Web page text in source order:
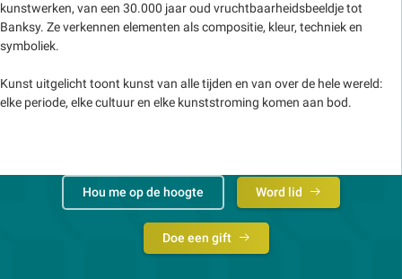
kunstwerken, van een 30.000 jaar oud vruchtbaarheidsbeeldje tot
Banksy. Ze verkennen elementen als compositie, kleur, techniek en
symboliek.
Kunst uitgelicht toont kunst van alle tijden en van over de hele wereld:
elke periode, elke cultuur en elke kunststroming komen aan bod.
Hou me op de hoogte Word lid
Doe een gift